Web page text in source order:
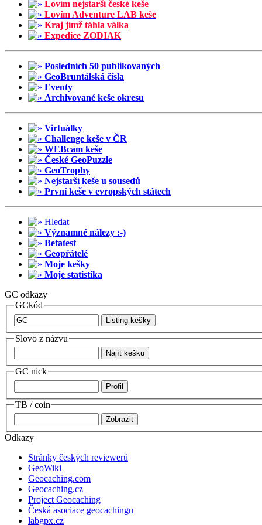
Lovím nejstarší české keše
Lovím Adventure LAB keše
Kraj jímž táhla válka
Expedice ZODIAK
Posledních 50 publikovaných
GeoBruntálská čísla
Eventy
Archivované keše okresu
Virtuálky
Challenge keše v ČR
WEBcam keše
České GeoPuzzle
GeoTrophy
Nejstarší keše u sousedů
První keše v evropských státech
Hledat
Významné nálezy :-)
Betatest
Geopřátelé
Moje kešky
Moje statistika
GC odkazy
GCkód
Slovo z názvu
GC nick
TB / coin
Odkazy
Stránky českých reviewerů
GeoWiki
Geocaching.com
Geocaching.cz
Project Geocaching
Česká asociace geocachingu
labgpx.cz